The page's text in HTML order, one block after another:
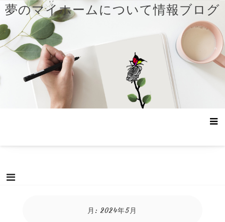
コ
ン
テ
ン
ツ
キ
夢のマイホームについて情報ブログ
月:2024年5月